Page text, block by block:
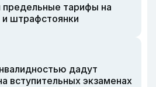
тарифы на
штрафстоянки
дадут
вступительных экзаменах